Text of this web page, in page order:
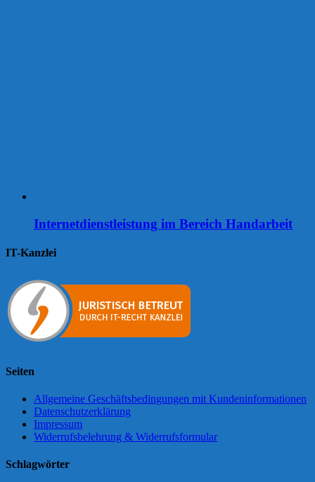
Internetdienstleistung im Bereich Handarbeit
IT-Kanzlei
Seiten
Allgemeine Geschäftsbedingungen mit Kundeninformationen
Datenschutzerklärung
Impressum
Widerrufsbelehrung & Widerrufsformular
Schlagwörter